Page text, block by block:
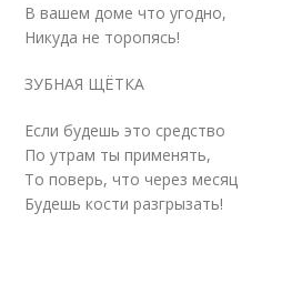
В вашем доме что угодно,
Никуда не торопясь!
ЗУБНАЯ ЩЁТКА
Если будешь это средство
По утрам ты применять,
То поверь, что через месяц
Будешь кости разгрызать!